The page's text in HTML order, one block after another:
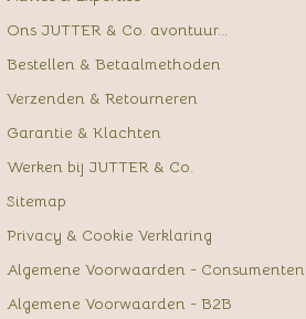
Ons JUTTER & Co. avontuur...
Bestellen & Betaalmethoden
Verzenden & Retourneren
Garantie & Klachten
Werken bij JUTTER & Co.
Sitemap
Privacy & Cookie Verklaring
Algemene Voorwaarden - Consumenten
Algemene Voorwaarden - B2B